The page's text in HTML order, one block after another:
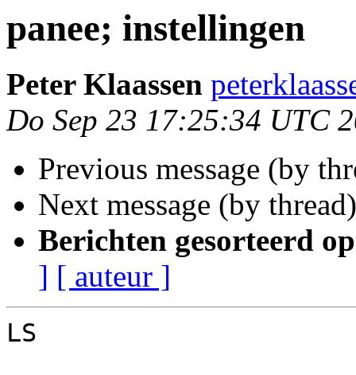
panee; instellingen
Peter Klaassen
Do Sep 23 17:25:34 UTC
Previous message (by
Next message (by
Berichten gesorteerd
] [ auteur ]
LS